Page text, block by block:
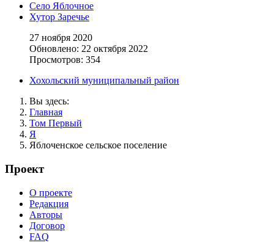
Село Яблочное
Хутор Заречье
27 ноября 2020
Обновлено: 22 октября 2022
Просмотров: 354
Хохольский муниципальный район
Вы здесь:
Главная
Том Первый
Я
Яблоченское сельское поселение
Проект
О проекте
Редакция
Авторы
Договор
FAQ